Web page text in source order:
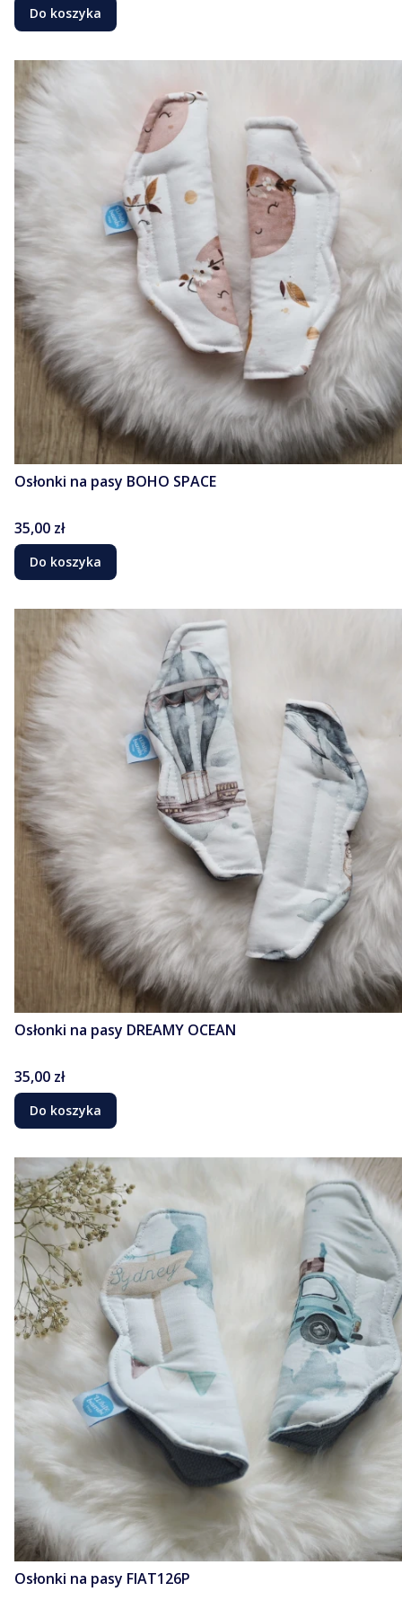
Do koszyka
Osłonki na pasy BOHO SPACE
Cena
35,00 zł
Do koszyka
Osłonki na pasy DREAMY OCEAN
Cena
35,00 zł
Do koszyka
Osłonki na pasy FIAT126P